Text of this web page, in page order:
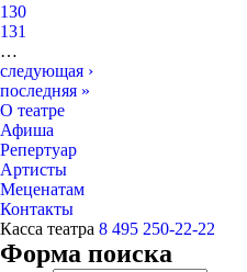
130
131
…
следующая ›
последняя »
О театре
Афиша
Репертуар
Артисты
Меценатам
Контакты
Касса театра 8 495 250-22-22
Форма поиска